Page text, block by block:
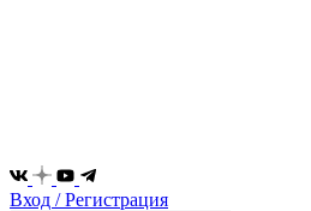
Вход / Регистрация